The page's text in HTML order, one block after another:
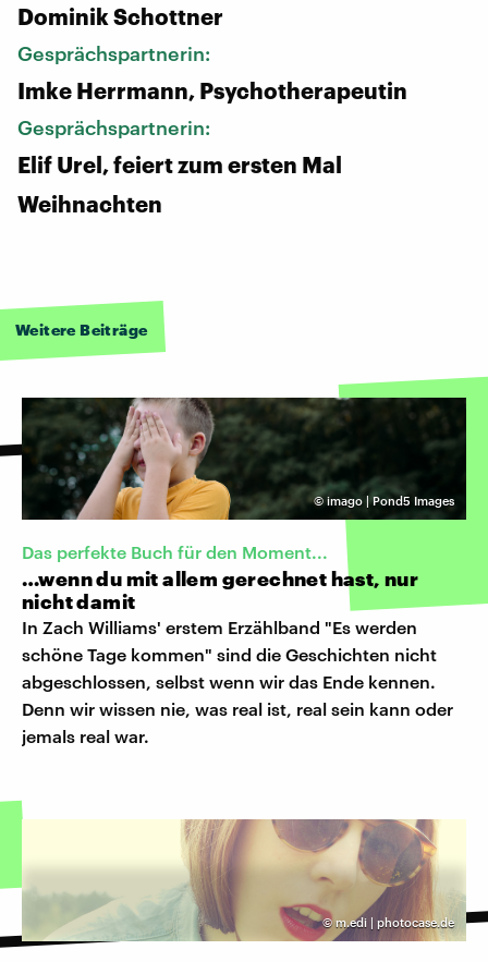
Dominik Schottner
Gesprächspartnerin:
Imke Herrmann, Psychotherapeutin
Gesprächspartnerin:
Elif Urel, feiert zum ersten Mal
Weihnachten
Weitere Beiträge
© imago | Pond5 Images
Das perfekte Buch für den Moment...
…wenn du mit allem gerechnet hast, nur
nicht damit
In Zach Williams' erstem Erzählband "Es werden
schöne Tage kommen" sind die Geschichten nicht
abgeschlossen, selbst wenn wir das Ende kennen.
Denn wir wissen nie, was real ist, real sein kann oder
jemals real war.
© m.edi | photocase.de